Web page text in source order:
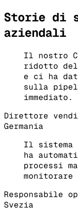
Storie di
aziendali
Il nostro
ridotto
e ci ha
sulla
immediato.
Direttore
Germania
Il sistema
ha
processi
Responsabile
Svezia